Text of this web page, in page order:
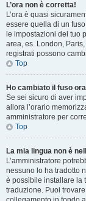
L’ora non è corretta!
L’ora è quasi
essere quella di un
le impostazioni del tuo
area, es. London,
registrati possono
Top
Ho cambiato il fuso
Se sei sicuro di aver
allora l’orario
amministratore per
Top
La mia lingua non è
L’amministratore
nessuno lo ha tradotto
è possibile installare la
traduzione. Puoi